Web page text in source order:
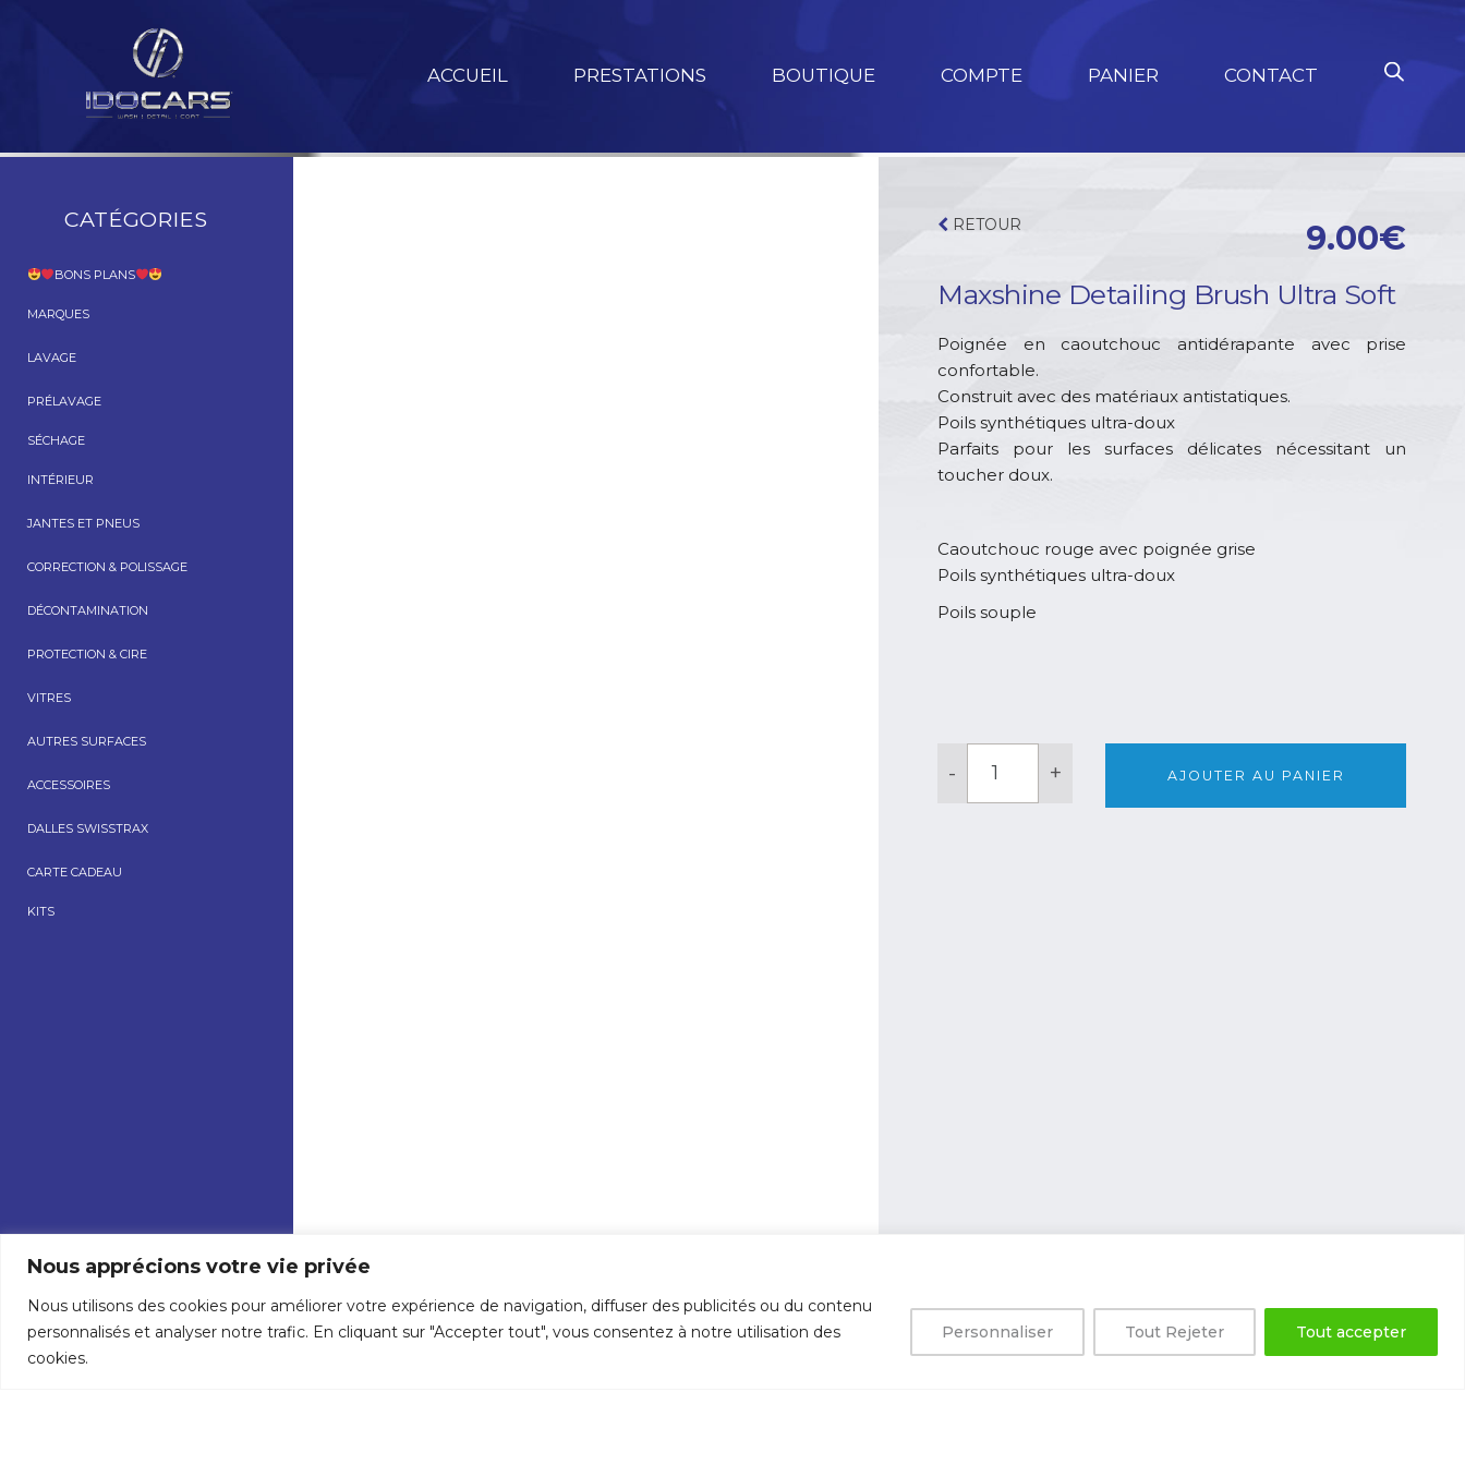
Nous apprécions votre vie privée
Nous utilisons des cookies pour améliorer votre expérience de navigation, diffuser des publicités ou du contenu
personnalisés et analyser notre trafic. En cliquant sur "Accepter tout", vous consentez à notre utilisation des
cookies.
Personnaliser Tout Rejeter Tout accepter
ACCUEIL PRESTATIONS BOUTIQUE COMPTE PANIER CONTACT
CATÉGORIES
BONS PLANS
MARQUES
LAVAGE
PRÉLAVAGE
SÉCHAGE
INTÉRIEUR
JANTES ET PNEUS
CORRECTION & POLISSAGE
DÉCONTAMINATION
PROTECTION & CIRE
VITRES
AUTRES SURFACES
ACCESSOIRES
DALLES SWISSTRAX
CARTE CADEAU
KITS
RETOUR
Maxshine Detailing Brush Ultra Soft
9.00€
Poignée en caoutchouc antidérapante avec prise
confortable.
Construit avec des matériaux antistatiques.
Poils synthétiques ultra-doux
Parfaits pour les surfaces délicates nécessitant un
toucher doux.
Caoutchouc rouge avec poignée grise
Poils synthétiques ultra-doux
Poils souple
- + AJOUTER AU PANIER